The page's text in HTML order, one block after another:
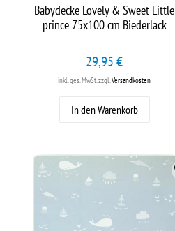
Babydecke Lovely & Sweet Little
prince 75x100 cm Biederlack
29,95 €
inkl. ges. MwSt.zzgl.Versandkosten
In den Warenkorb